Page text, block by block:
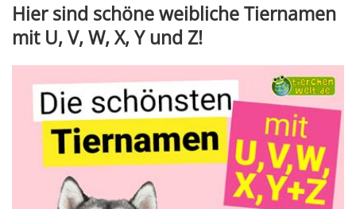
Hier sind schöne weibliche Tiernamen
mit U, V, W, X, Y und Z!